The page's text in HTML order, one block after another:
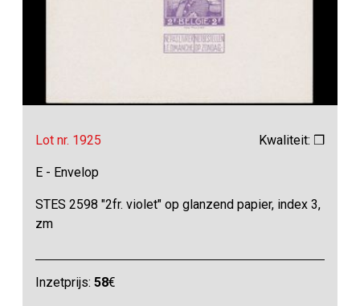
Lot nr. 1925 Kwaliteit: ❒
E - Envelop
STES 2598 "2fr. violet" op glanzend papier, index 3,
zm
Inzetprijs:58€